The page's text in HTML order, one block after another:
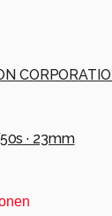
· 23mm